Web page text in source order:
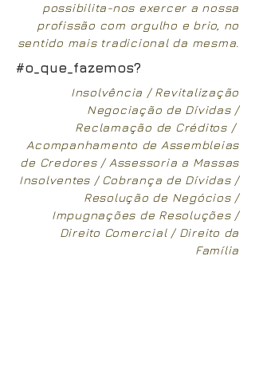
possibilita-nos exercer a nossa
profissão com orgulho e brio, no
sentido mais tradicional da mesma.
#o_que_fazemos?
Insolvência / Revitalização
Negociação de Dívidas /
Reclamação de Créditos /
Acompanhamento de Assembleias
de Credores / Assessoria a Massas
Insolventes / Cobrança de Dívidas /
Resolução de Negócios /
Impugnações de Resoluções /
Direito Comercial / Direito da
Família